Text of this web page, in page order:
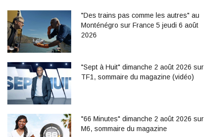
"Des trains pas comme les autres" au
Monténégro sur France 5 jeudi 6 août
2026
"Sept à Huit" dimanche 2 août 2026 sur
TF1, sommaire du magazine (vidéo)
"66 Minutes" dimanche 2 août 2026 sur
M6, sommaire du magazine